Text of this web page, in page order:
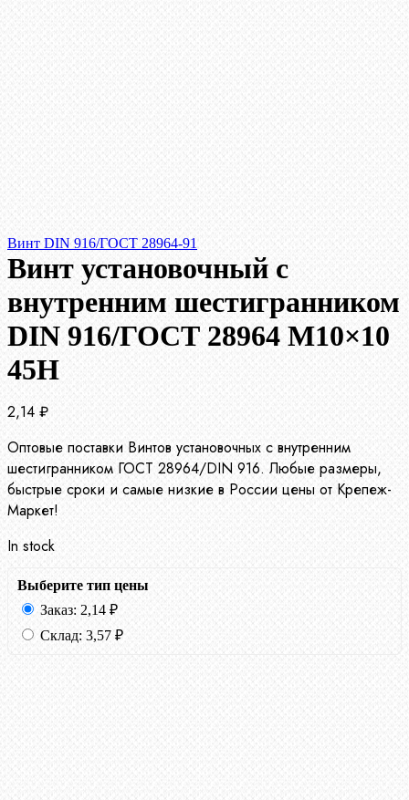
Винт DIN 916/ГОСТ 28964-91
Винт установочный с
внутренним шестигранником
DIN 916/ГОСТ 28964 М10×10
45Н
2,14 ₽
Оптовые поставки Винтов установочных с внутренним
шестигранником ГОСТ 28964/DIN 916. Любые размеры,
быстрые сроки и самые низкие в России цены от Крепеж-
Маркет!
In stock
Выберите тип цены
Заказ: 2,14 ₽
Склад: 3,57 ₽